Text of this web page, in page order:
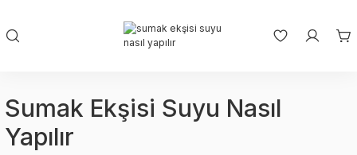
Sumak Ekşisi Suyu Nasıl
Yapılır